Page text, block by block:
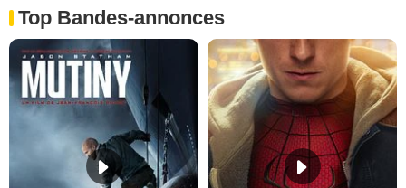
Top Bandes-annonces